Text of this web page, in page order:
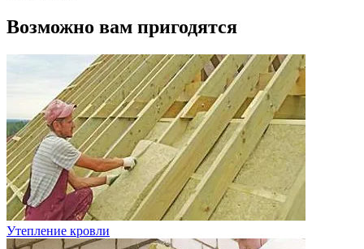
Возможно вам пригодятся
Утепление кровли